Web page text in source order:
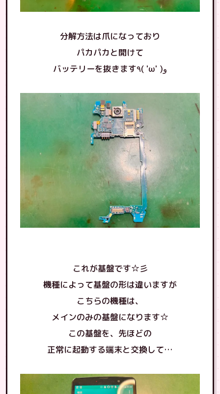
分解方法は爪になっており
パカパカと開けて
バッテリーを抜きます٩( 'ω' )و
これが基盤です☆彡
機種によって基盤の形は違いますが
こちらの機種は、
メインのみの基盤になります☆
この基盤を、先ほどの
正常に起動する端末と交換して…